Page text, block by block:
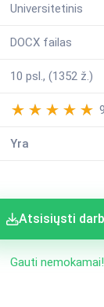
Universitetinis
DOCX failas
10 psl., (1352 ž.)
Yra
Atsisiųsti
Gauti nemokamai!